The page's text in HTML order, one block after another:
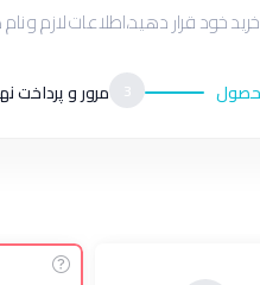
خرید خود قرار دهید،اطلاعات لازم
3 مرور و پرداخت